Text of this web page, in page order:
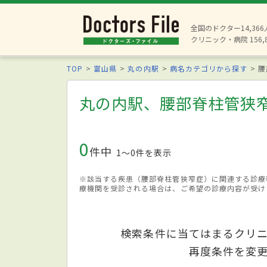
全国のドクター14,366
クリニック・病院
TOP 富山県 丸の内駅 病名カテゴリから探す
丸の内駅、腰部脊柱管狭
0件中 1〜0件を表示
※該当する疾患（腰部脊柱管狭窄症）に関連する診
療機関を受診される場合は、ご希望の診療内容が受
検索条件に当てはまるクリ
再度条件を変